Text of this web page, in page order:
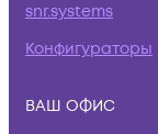
snr.systems
Конфигураторы
ВАШ ОФИС